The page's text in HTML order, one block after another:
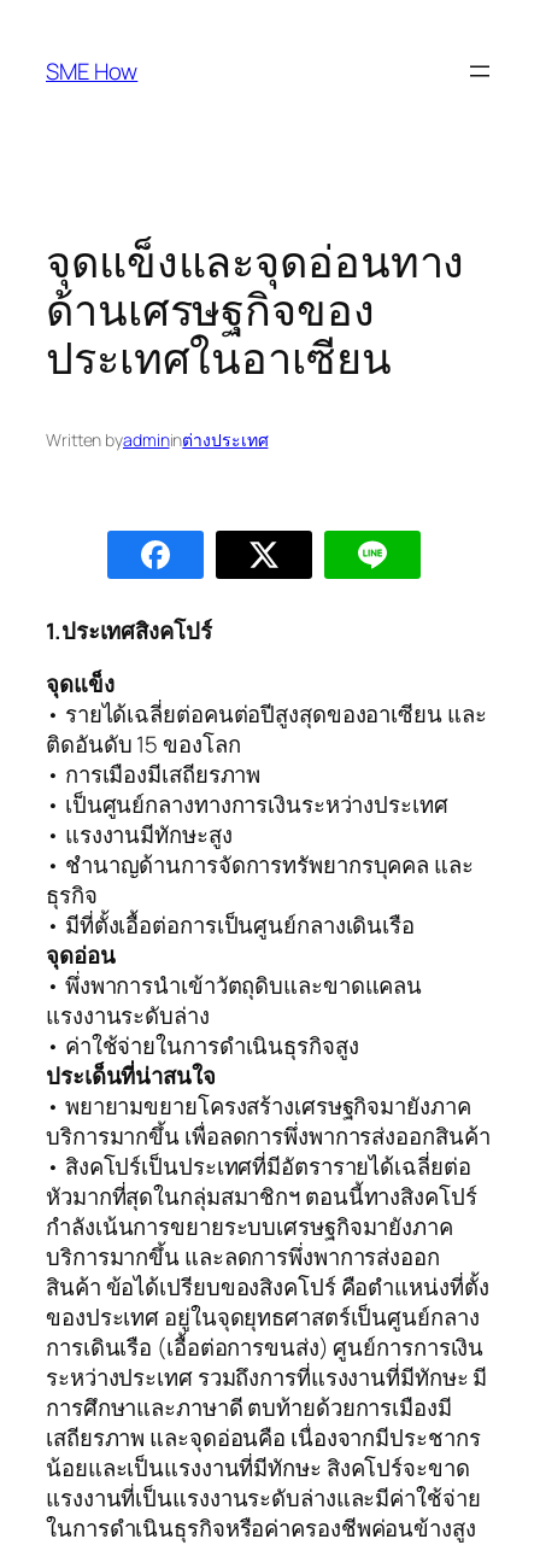
content
SME How
จุดแข็งและจุดอ่อนทาง
ด้านเศรษฐกิจของ
ประเทศในอาเซียน
Written byadmininต่างประเทศ
1.ประเทศสิงคโปร์
จุดแข็ง
• รายได้เฉลี่ยต่อคนต่อปีสูงสุดของอาเซียน และ
ติดอันดับ 15 ของโลก
• การเมืองมีเสถียรภาพ
• เป็นศูนย์กลางทางการเงินระหว่างประเทศ
• แรงงานมีทักษะสูง
• ชำนาญด้านการจัดการทรัพยากรบุคคล และ
ธุรกิจ
• มีที่ตั้งเอื้อต่อการเป็นศูนย์กลางเดินเรือ
จุดอ่อน
• พึ่งพาการนำเข้าวัตถุดิบและขาดแคลน
แรงงานระดับล่าง
• ค่าใช้จ่ายในการดำเนินธุรกิจสูง
ประเด็นที่น่าสนใจ
• พยายามขยายโครงสร้างเศรษฐกิจมายังภาค
บริการมากขึ้น เพื่อลดการพึ่งพาการส่งออกสินค้า
• สิงคโปร์เป็นประเทศที่มีอัตรารายได้เฉลี่ยต่อ
หัวมากที่สุดในกลุ่มสมาชิกฯ ตอนนี้ทางสิงคโปร์
กำลังเน้นการขยายระบบเศรษฐกิจมายังภาค
บริการมากขึ้น และลดการพึ่งพาการส่งออก
สินค้า ข้อได้เปรียบของสิงคโปร์ คือตำแหน่งที่ตั้ง
ของประเทศ อยู่ในจุดยุทธศาสตร์เป็นศูนย์กลาง
การเดินเรือ (เอื้อต่อการขนส่ง) ศูนย์การการเงิน
ระหว่างประเทศ รวมถึงการที่แรงงานที่มีทักษะ มี
การศึกษาและภาษาดี ตบท้ายด้วยการเมืองมี
เสถียรภาพ และจุดอ่อนคือ เนื่องจากมีประชากร
น้อยและเป็นแรงงานที่มีทักษะ สิงคโปร์จะขาด
แรงงานที่เป็นแรงงานระดับล่างและมีค่าใช้จ่าย
ในการดำเนินธุรกิจหรือค่าครองชีพค่อนข้างสูง